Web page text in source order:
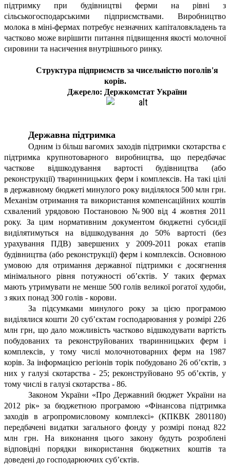
підтримку при будівництві ферми на рівні з
сільськогосподарськими підприємствами. Виробництво
молока в міні-фермах потребує незначних капіталовкладень та
частково може вирішити питання підвищення якості молочної
сировини та насичення внутрішнього ринку.
Структура підприємств за чисельністю поголів'я
корів.
Джерело: Держкомстат України
Державна підтримка
Одним із більш вагомих заходів підтримки скотарства є
підтримка крупнотоварного виробництва, що передбачає
часткове відшкодування вартості будівництва (або
реконструкції) тваринницьких ферм і комплексів. На такі цілі
в державному бюджеті минулого року виділялося 500 млн грн.
Механізм отримання та використання компенсаційних коштів
схвалений урядовою Постановою №900 від 4 жовтня 2011
року. За цим нормативним документом бюджетні субсидії
виділятимуться на відшкодування до 50% вартості (без
урахування ПДВ) завершених у 2009-2011 роках етапів
будівництва (або реконструкції) ферм і комплексів. Основною
умовою для отримання державної підтримки є досягнення
мінімального рівня потужності об’єктів. У таких фермах
мають утримувати не менше 500 голів великої рогатої худоби,
з яких понад 300 голів - корови.
За підсумками минулого року за цією програмою
виділялися кошти 20 суб’єктам господарювання у розмірі 226
млн грн, що дало можливість частково відшкодувати вартість
побудованих та реконструйованих тваринницьких ферм і
комплексів, у тому числі молочнотоварних ферм на 1987
корів. За інформацією регіонів торік побудовано 26 об’єктів, з
них у галузі скотарства - 25; реконструйовано 95 об’єктів, у
тому числі в галузі скотарства - 86.
Законом України «Про Державний бюджет України на
2012 рік» за бюджетною програмою «Фінансова підтримка
заходів в агропромисловому комплексі» (КПКВК 2801180)
передбачені видатки загального фонду у розмірі понад 822
млн грн. На виконання цього закону будуть розроблені
відповідні порядки використання бюджетних коштів та
доведені до господарюючих суб’єктів.